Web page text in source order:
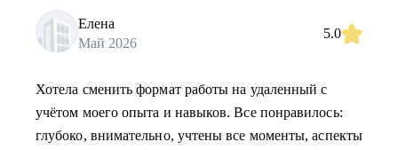
Елена
Май 2026
5.0
Хотела сменить формат работы на удаленный с
учётом моего опыта и навыков. Все понравилось:
глубоко, внимательно, учтены все моменты, аспекты